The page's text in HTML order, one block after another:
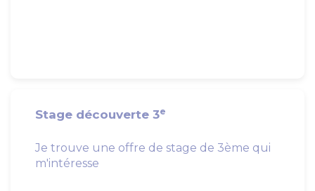
Stage découverte 3e
Je trouve une offre de stage de 3ème qui
m'intéresse